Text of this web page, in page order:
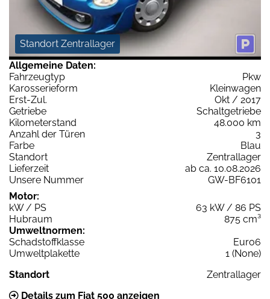
Standort Zentrallager
Allgemeine Daten:
Fahrzeugtyp
Pkw
Karosserieform
Kleinwagen
Erst-Zul.
Okt / 2017
Getriebe
Schaltgetriebe
Kilometerstand
48.000 km
Anzahl der Türen
3
Farbe
Blau
Standort
Zentrallager
Lieferzeit
ab ca. 10.08.2026
Unsere Nummer
GW-BF6101
Motor:
kW / PS
63 kW / 86 PS
Hubraum
875 cm³
Umweltnormen:
Schadstoffklasse
Euro6
Umweltplakette
1 (None)
Standort
Zentrallager
Details zum Fiat 500 anzeigen